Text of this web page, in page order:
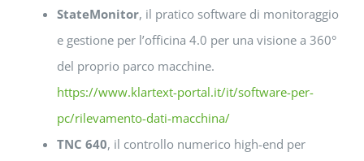
StateMonitor, il pratico software di monitoraggio
e gestione per l’officina 4.0 per una visione a 360°
del proprio parco macchine.
https://www.klartext-portal.it/it/software-per-
pc/rilevamento-dati-macchina/
TNC 640, il controllo numerico high-end per